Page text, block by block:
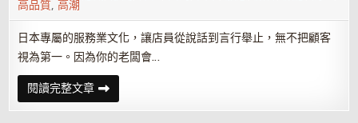
高品質,高潮
日本專屬的服務業文化，讓店員從說話到言行舉止，無不把顧客
視為第一。因為你的老闆會…
閱讀完整文章服
務
業